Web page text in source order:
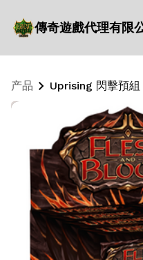
傳奇遊戲代理有限
产品 Uprising 閃擊預